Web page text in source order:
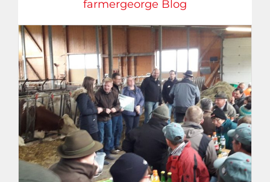
farmergeorge Blog